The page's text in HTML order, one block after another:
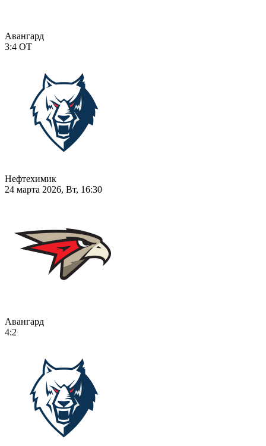
Авангард
3:4 ОТ
Нефтехимик
24 марта 2026, Вт, 16:30
Авангард
4:2